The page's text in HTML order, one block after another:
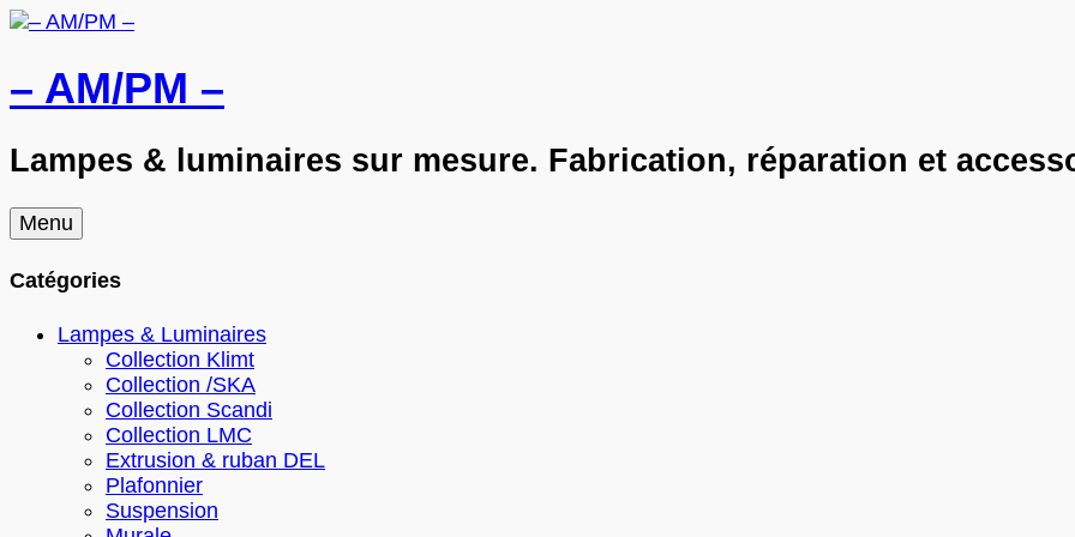
– AM/PM –
Lampes & luminaires sur mesure. Fabrication, réparation et
Menu Skip
to
Catégories
Lampes & Luminaires
Collection Klimt
Collection /SKA
Collection Scandi
Collection LMC
Extrusion & ruban DEL
Plafonnier
Suspension